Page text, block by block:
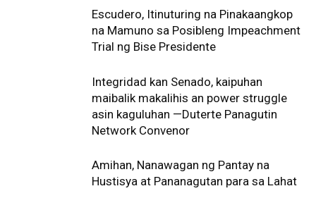
Escudero, Itinuturing na Pinakaangkop
na Mamuno sa Posibleng Impeachment
Trial ng Bise Presidente
Integridad kan Senado, kaipuhan
maibalik makalihis an power struggle
asin kaguluhan —Duterte Panagutin
Network Convenor
Amihan, Nanawagan ng Pantay na
Hustisya at Pananagutan para sa Lahat